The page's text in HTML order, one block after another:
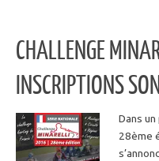
CHALLENGE
INSCRIPTIONS
Dans
28ème